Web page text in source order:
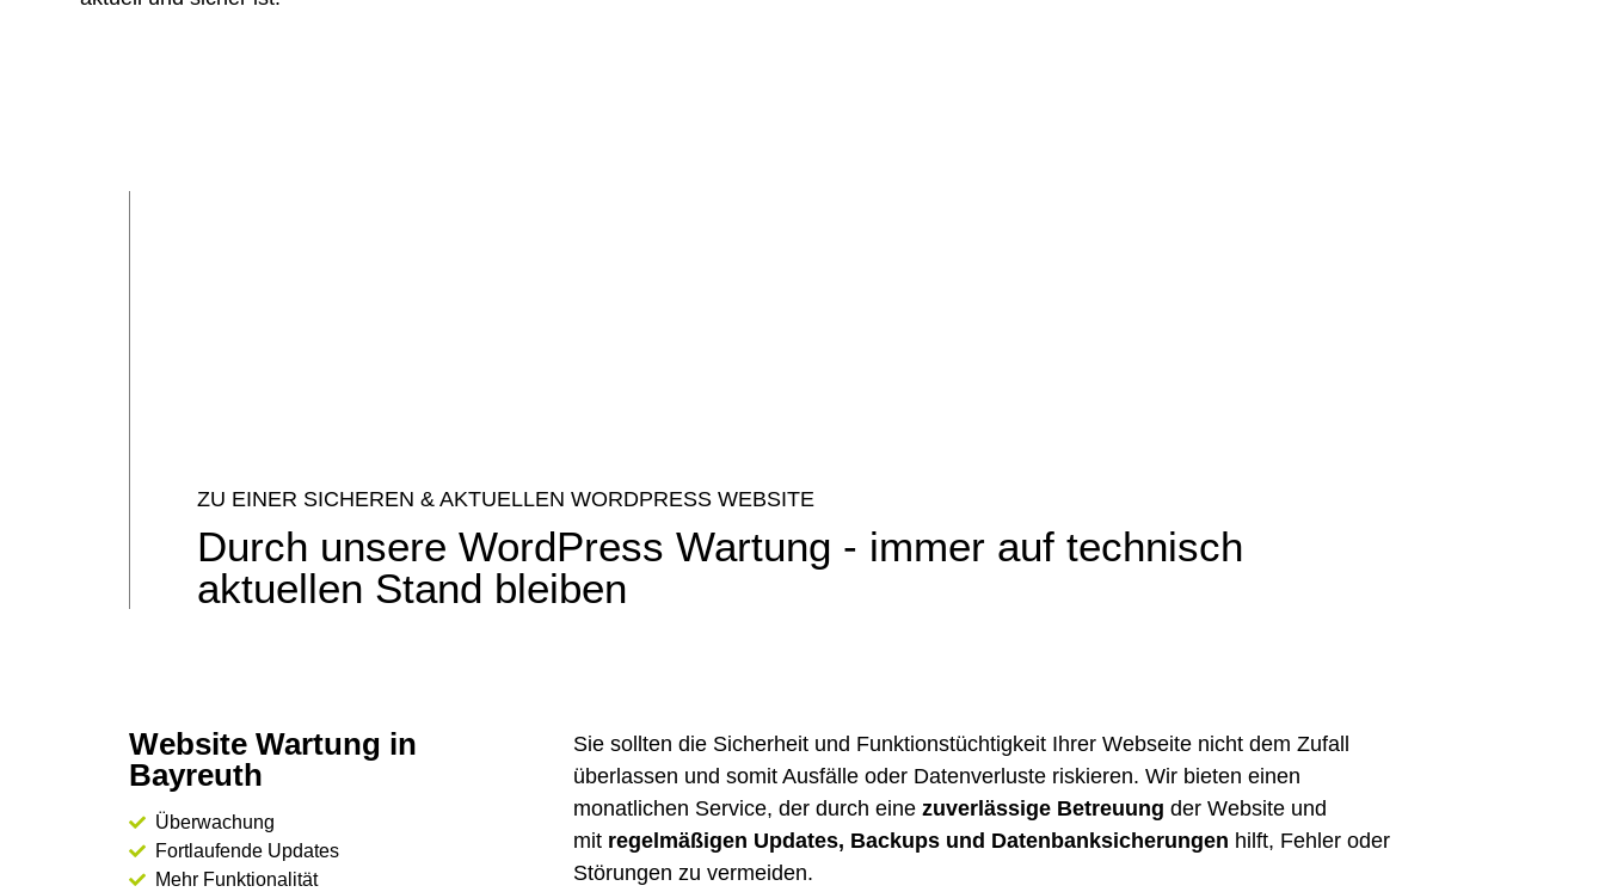
ZU EINER SICHEREN & AKTUELLEN WORDPRESS WEBSITE
Durch unsere WordPress Wartung - immer auf technisch
aktuellen Stand bleiben
Website Wartung in
Bayreuth
Überwachung
Fortlaufende Updates
Mehr Funktionalität
Sie sollten die Sicherheit und Funktions­tüchtigkeit Ihrer Webseite nicht dem Zufall
überlassen und somit Ausfälle oder Datenverluste riskieren. Wir bieten einen
monatlichen Service, der durch einezuverlässige Betreuung der Website und
mit regelmäßigen Updates, Backups und Daten­bank­sicherungen hilft, Fehler oder
Störungen zu vermeiden.